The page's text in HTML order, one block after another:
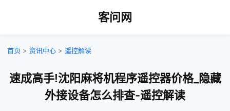
客问网
首页 > 资讯中心 > 遥控解读
速成高手!沈阳麻将机程序遥控器价格_隐藏
外接设备怎么排查-遥控解读